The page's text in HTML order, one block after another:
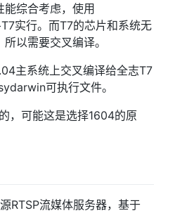
综合考虑，使用
实行。而T7的芯片和系统无
以需要交叉编译。
主系统上交叉编译给全志T7
可执行文件。
，可能这是选择1604的原
RTSP流媒体服务器，基于